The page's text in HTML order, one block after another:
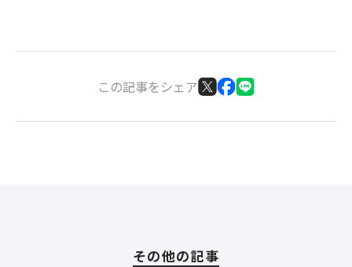
この記事をシェア
その他の記事